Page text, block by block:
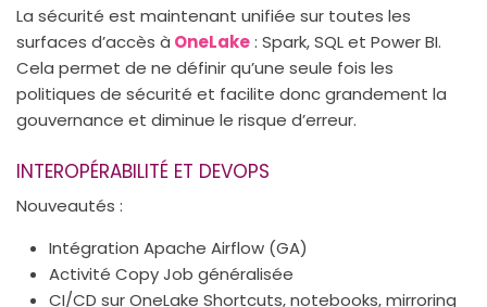
La sécurité est maintenant unifiée sur toutes les
surfaces d’accès à OneLake: Spark, SQL et Power BI.
Cela permet de ne définir qu’une seule fois les
politiques de sécurité et facilite donc grandement la
gouvernance et diminue le risque d’erreur.
INTEROPÉRABILITÉ ET DEVOPS
Nouveautés :
Intégration Apache Airflow (GA)
Activité Copy Job généralisée
CI/CD sur OneLake Shortcuts, notebooks, mirroring